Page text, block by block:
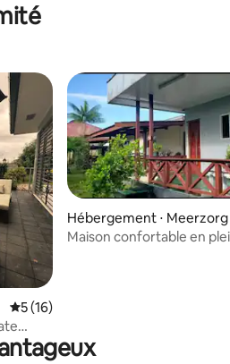
: 4,88 sur 5
Évaluation moyenne sur la base de
5 (16)
Hébergement ⋅ Meerzorg
Maison confortable en